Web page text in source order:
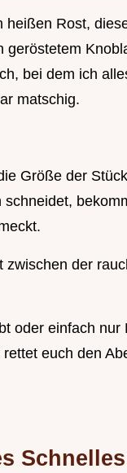
heißen Rost,
geröstetem
bei dem ich
matschig.
Größe der
zwischen der
oder einfach
rettet euch den